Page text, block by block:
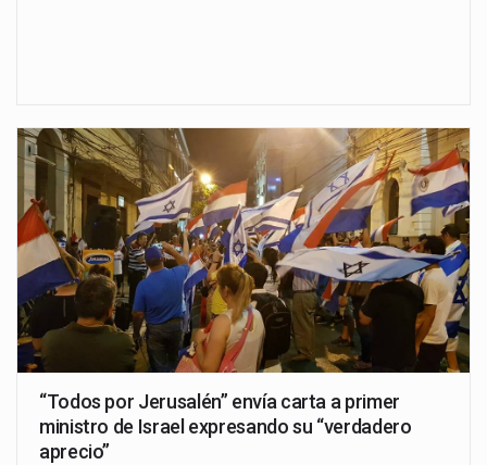
“Todos por Jerusalén” envía carta a primer
ministro de Israel expresando su “verdadero
aprecio”